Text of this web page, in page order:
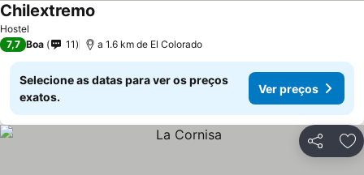
Hostel
Chilextremo
7,7 Boa 11 a 1.6 km de El Colorado
Selecione as datas para ver os preços
exatos.
Ver preços
Partilhar